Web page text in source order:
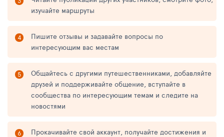
изучайте маршруты
Пишите отзывы и задавайте вопросы по
интересующим вас местам
Общайтесь с другими путешественниками, добавляйте
друзей и поддерживайте общение, вступайте в
сообщества по интересующим темам и следите на
новостями
Прокачивайте свой аккаунт, получайте достижения и